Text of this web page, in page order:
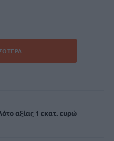
αξίας 1 εκατ. ευρώ